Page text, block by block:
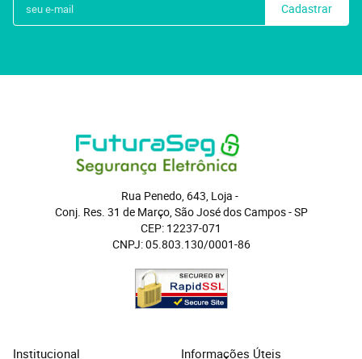
Cadastrar
Rua Penedo, 643, Loja -
Conj. Res. 31 de Março, São José dos Campos - SP
CEP: 12237-071
CNPJ: 05.803.130/0001-86
Institucional Informações Úteis